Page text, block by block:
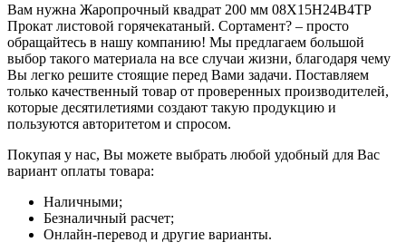
Вам нужна Жаропрочный квадрат 200 мм 08Х15Н24В4ТР
Прокат листовой горячекатаный. Сортамент? – просто
обращайтесь в нашу компанию! Мы предлагаем большой
выбор такого материала на все случаи жизни, благодаря чему
Вы легко решите стоящие перед Вами задачи. Поставляем
только качественный товар от проверенных производителей,
которые десятилетиями создают такую продукцию и
пользуются авторитетом и спросом.
Покупая у нас, Вы можете выбрать любой удобный для Вас
вариант оплаты товара:
Наличными;
Безналичный расчет;
Онлайн-перевод и другие варианты.